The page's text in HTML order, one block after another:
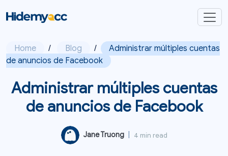
Home / Blog /
Administrar múltiples cuentas
de anuncios de Facebook
Administrar múltiples cuentas
de anuncios de Facebook
Jane Truong 4 min read